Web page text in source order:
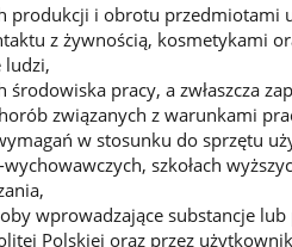
produkcji i obrotu przedmiotami
z żywnością, kosmetykami
ludzi,
pracy, a zwłaszcza
związanych z warunkami
w stosunku do sprzętu
szkołach
wprowadzające substancje
Polskiej oraz przez